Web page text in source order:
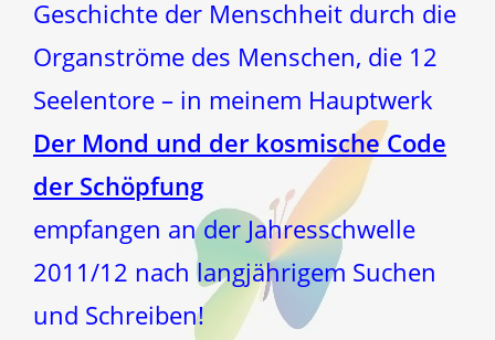
Geschichte der Menschheit durch die
Organströme des Menschen, die 12
Seelentore – in meinem Hauptwerk
Der Mond und der kosmische Code
der Schöpfung
empfangen an der Jahresschwelle
2011/12 nach langjährigem Suchen
und Schreiben!